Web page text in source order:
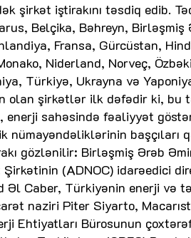
şirkət iştirakını təsdiq edib.
Belçika, Bəhreyn,
Fransa, Gürcüstan,
Niderland, Norveç,
Türkiyə, Ukrayna və
olan şirkətlər ilk dəfədir ki, bu
enerji sahəsində fəaliyyət
başçıları
gözlənilir: Birləşmiş Ərəb
(ADNOC) idarəedici
Əl Caber, Türkiyənin enerji və
naziri Piter Siyarto,
Ehtiyatları Bürosunun